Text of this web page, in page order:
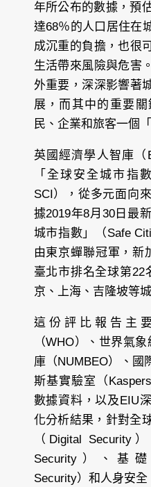
年所公布的數據，預
達68％的人口居住在
成沉重的負擔，也很
生活帶來風險與危害
外重要，深深影響著
展，而其中的重要
民、企業和旅客一個
英國經濟學人智庫
「全球安全城市指
SCI），從多元面向
據2019年8月30日最
城市指數」（Safe
由東京蟬聯冠軍，新
臺北市排名全球第22
京、上海、吉隆坡等
這份評比報告主
（WHO）、世界氣
庫（NUMBEO）、國
斯基實驗室（
數據資料，以及EIU
化分析結果，針對全
（Digital Security
Security）、基礎
Security）和人身安